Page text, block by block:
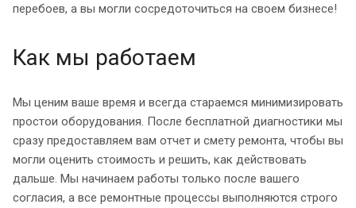
перебоев, а вы могли сосредоточиться на своем бизнесе!
Как мы работаем
Мы ценим ваше время и всегда стараемся минимизировать
простои оборудования. После бесплатной диагностики мы
сразу предоставляем вам отчет и смету ремонта, чтобы вы
могли оценить стоимость и решить, как действовать
дальше. Мы начинаем работы только после вашего
согласия, а все ремонтные процессы выполняются строго